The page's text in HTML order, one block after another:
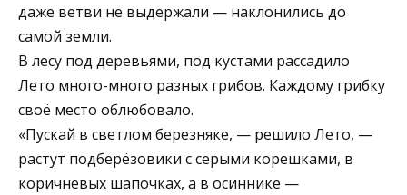
даже ветви не выдержали — наклонились до
самой земли.
В лесу под деревьями, под кустами рассадило
Лето много-много разных грибов. Каждому грибку
своё место облюбовало.
«Пускай в светлом березняке, — решило Лето, —
растут подберёзовики с серыми корешками, в
коричневых шапочках, а в осиннике —